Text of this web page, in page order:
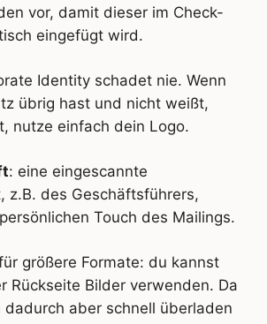
vor, damit dieser im Check-
eingefügt wird.
Identity schadet nie. Wenn
übrig hast und nicht weißt,
nutze einfach dein Logo.
: eine eingescannte
z.B. des Geschäftsführers,
Touch des Mailings.
größere Formate: du kannst
Rückseite Bilder verwenden. Da
dadurch aber schnell überladen